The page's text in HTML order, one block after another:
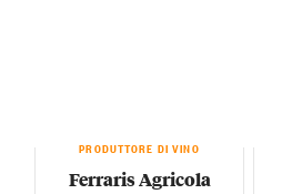
PRODUTTORE DI VINO
Ferraris Agricola